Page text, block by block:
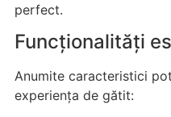
perfect.
Funcționalități
Anumite caracteristici
experiența de gătit: